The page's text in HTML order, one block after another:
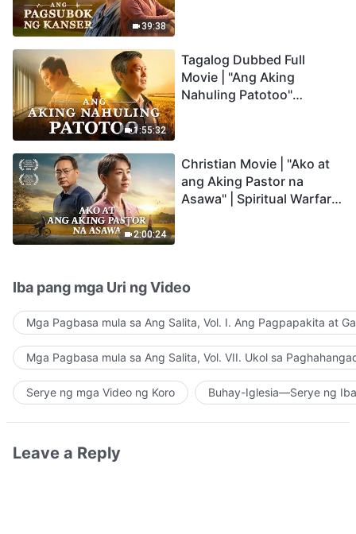
39:38
1:55:32
Tagalog Dubbed Full
Movie | "Ang Aking
Nahuling Patotoo"
2:00:24
Christian Movie | "Ako at
ang Aking Pastor na
Asawa" | Spiritual Warfare
Iba pang mga Uri ng Video
Mga Pagbasa mula sa Ang Salita, Vol. I. Ang Pagpapakita at
Mga Pagbasa mula sa Ang Salita, Vol. VII. Ukol sa
Serye ng mga Video ng Koro Buhay-Iglesia—Serye ng
Leave a Reply